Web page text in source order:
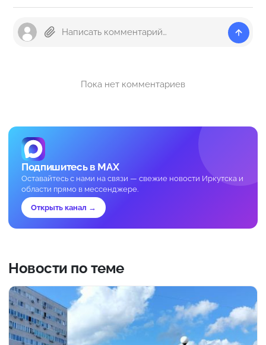
Пока нет комментариев
Подпишитесь в MAX
Оставайтесь с нами на связи — свежие новости Иркутска и
области прямо в мессенджере.
Открыть канал →
Новости по теме